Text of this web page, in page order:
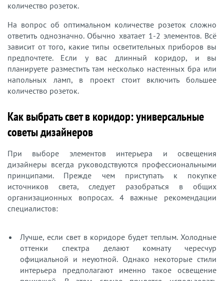
количество розеток.
На вопрос об оптимальном количестве розеток сложно
ответить однозначно. Обычно хватает 1-2 элементов. Всё
зависит от того, какие типы осветительных приборов вы
предпочтете. Если у вас длинный коридор, и вы
планируете разместить там несколько настенных бра или
напольных ламп, в проект стоит включить большее
количество розеток.
Как выбрать свет в коридор: универсальные
советы дизайнеров
При выборе элементов интерьера и освещения
дизайнеры всегда руководствуются профессиональными
принципами. Прежде чем приступать к покупке
источников света, следует разобраться в общих
организационных вопросах. 4 важные рекомендации
специалистов:
Лучше, если свет в коридоре будет теплым. Холодные
оттенки спектра делают комнату чересчур
официальной и неуютной. Однако некоторые стили
интерьера предполагают именно такое освещение